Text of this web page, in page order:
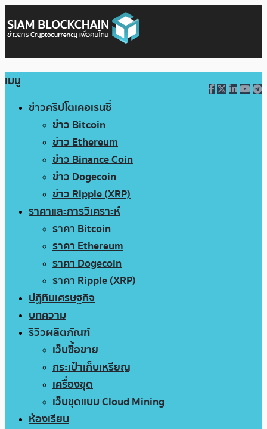
เมนู
ข่าวคริปโตเคอเรนซี่
ข่าว Bitcoin
ข่าว Ethereum
ข่าว Binance Coin
ข่าว Dogecoin
ข่าว Ripple (XRP)
ราคาและการวิเคราะห์
ราคา Bitcoin
ราคา Ethereum
ราคา Dogecoin
ราคา Ripple (XRP)
ปฏิทินเศรษฐกิจ
บทความ
รีวิวผลิตภัณฑ์
เว็บซื้อขาย
กระเป๋าเก็บเหรียญ
เครื่องขุด
เว็บขุดแบบ Cloud Mining
ห้องเรียน